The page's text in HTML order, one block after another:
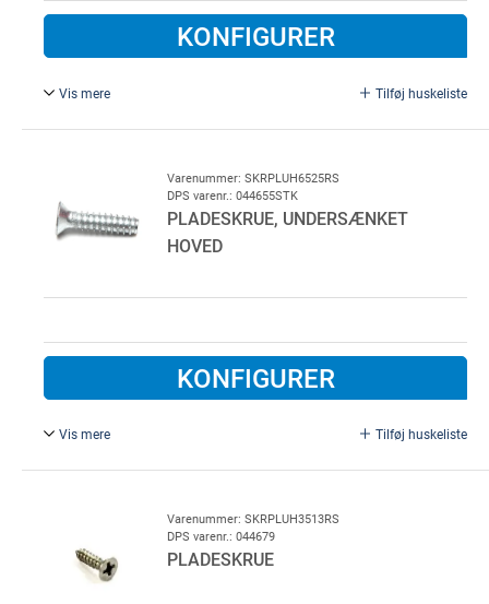
KONFIGURER
Vis mere Tilføj huskeliste
Varenummer: SKRPLUH6525RS
DPS varenr.: 044655STK
PLADESKRUE, UNDERSÆNKET
HOVED
KONFIGURER
Vis mere Tilføj huskeliste
Skrue til stål 6,5 x 25 mm. Med undersænket hoved og
Varenummer: SKRPLUH3513RS
DPS varenr.: 044679
PLADESKRUE